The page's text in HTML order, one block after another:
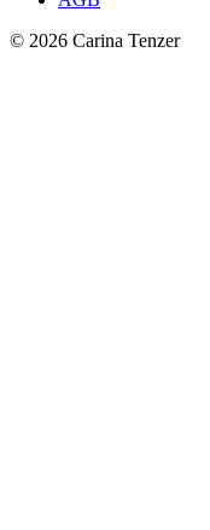
© 2026 Carina Tenzer